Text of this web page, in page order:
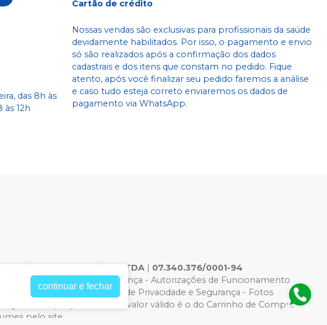
das 8h às
12h
Cartão de crédito
Nossas vendas são exclusivas para profissionais da saúde
devidamente habilitados. Por isso, o pagamento e envio
só são realizados após a confirmação dos dados
cadastrais e dos itens que constam no pedido. Fique
atento, após você finalizar seu pedido faremos a análise
e caso tudo esteja correto enviaremos os dados de
pagamento via WhatsApp.
Servicos Odontologicos LTDA | 07.340.376/0001-94
de Privacidade e Segurança - Autorizações de Funcionamento
CRF/PA nº 6965 |Política de Privacidade e Segurança - Fotos
de preços no site, o valor válido é o do Carrinho de Compra.
pelo site.
continuar e fechar